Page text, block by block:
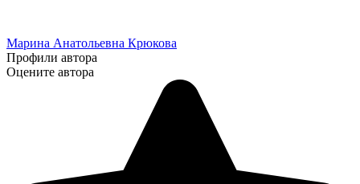
Марина Анатольевна Крюкова
Профили автора
Оцените автора